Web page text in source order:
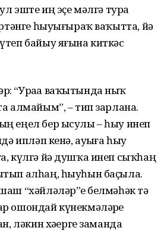
эште иң эҫе мәлгә тура
һыуығыраҡ ваҡытта, йә
байыу яғына киткәс
“Ураҙа ваҡытында ныҡ
алмайым”, – тип зарлана.
еңел бер ысулы – һыу инеп
ипләп кенә, ауыҙға һыу
күлгә йә душҡа инеп сыҡһаң
алһаң, һыуһын баҫыла.
“хәйләләр”ҙе белмәһәк тә
ошондай күнекмәләрҙе
ләкин хәҙерге заманда